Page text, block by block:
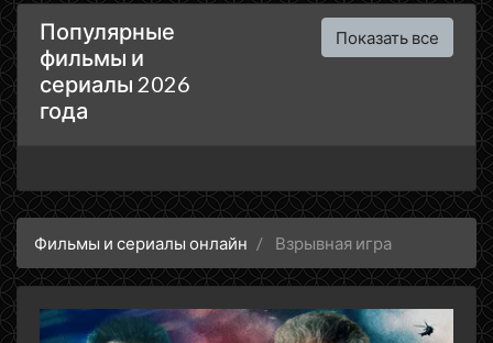
Популярные
фильмы и
сериалы 2026
года
Показать все
Фильмы и сериалы онлайн Взрывная игра